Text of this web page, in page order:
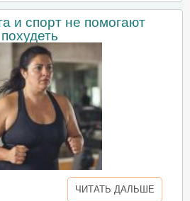
и спорт не помогают
похудеть
ЧИТАТЬ ДАЛЬШЕ